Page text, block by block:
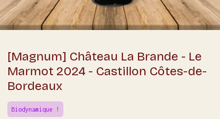
[Magnum] Château La Brande - Le
Marmot 2024 - Castillon Côtes-de-
Bordeaux
Biodynamique !